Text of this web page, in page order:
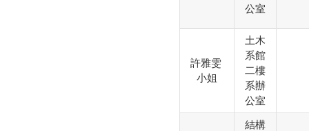
公室
許雅雯
小姐
土木
系館
二樓
系辦
公室
結構